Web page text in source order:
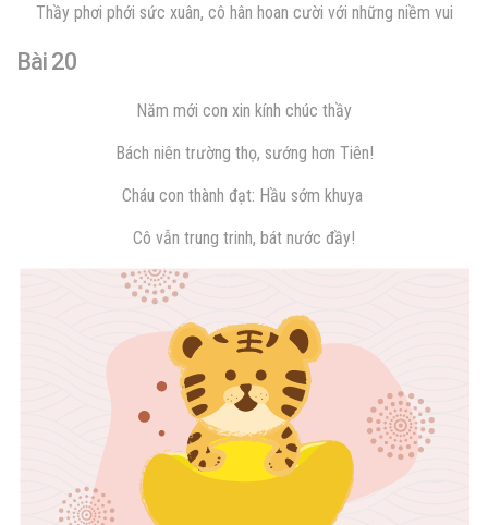
Thầy phơi phới sức xuân, cô hân hoan cười với những niềm vui
Bài 20
Năm mới con xin kính chúc thầy
Bách niên trường thọ, sướng hơn Tiên!
Cháu con thành đạt: Hầu sớm khuya
Cô vẫn trung trinh, bát nước đầy!